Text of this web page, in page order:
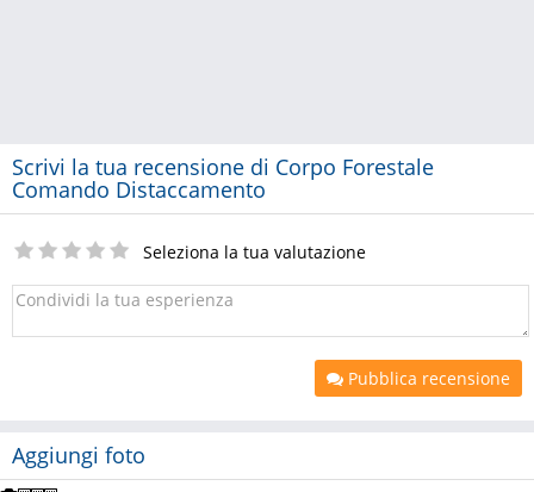
Scrivi la tua recensione di Corpo Forestale
Comando Distaccamento
Seleziona la tua valutazione
Pubblica recensione
Aggiungi foto